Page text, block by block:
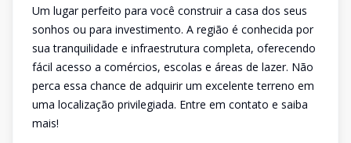
Um lugar perfeito para você construir a casa dos seus
sonhos ou para investimento. A região é conhecida por
sua tranquilidade e infraestrutura completa, oferecendo
fácil acesso a comércios, escolas e áreas de lazer. Não
perca essa chance de adquirir um excelente terreno em
uma localização privilegiada. Entre em contato e saiba
mais!